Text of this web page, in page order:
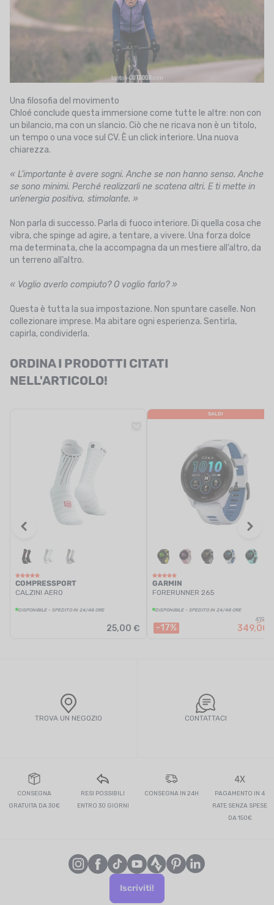
Una filosofia del movimento
Chloé conclude questa immersione come tutte le altre: non con
un bilancio, ma con un slancio. Ciò che ne ricava non è un titolo,
un tempo o una voce sul CV. È un click interiore. Una nuova
chiarezza.
« L’importante è avere sogni. Anche se non hanno senso. Anche
se sono minimi. Perché realizzarli ne scatena altri. E ti mette in
un’energia positiva, stimolante. »
Non parla di successo. Parla di fuoco interiore. Di quella cosa che
vibra, che spinge ad agire, a tentare, a vivere. Una forza dolce
ma determinata, che la accompagna da un mestiere all’altro, da
un terreno all’altro.
« Voglio averlo compiuto? O voglio farlo? »
Questa è tutta la sua impostazione. Non spuntare caselle. Non
collezionare imprese. Ma abitare ogni esperienza. Sentirla,
capirla, condividerla.
ORDINA I PRODOTTI CITATI
NELL'ARTICOLO!
COMPRESSPORT
CALZINI AERO
DISPONIBILE - SPEDITO IN 24/48 ORE
25,00 €
SALDI
GARMIN
FORERUNNER 265
DISPONIBILE - SPEDITO IN 24/48 ORE
-17%
419,99
349,00
TROVA UN NEGOZIO CONTATTACI
CONSEGNA
GRATUITA DA 30€
RESI POSSIBILI
ENTRO 30 GIORNI
CONSEGNA IN 24H
4X
PAGAMENTO IN 4
RATE SENZA SPESE
DA 150€
Iscriviti!